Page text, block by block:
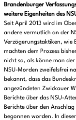
Brandenburger
weitere Eigenheiten des
Seit April 2013 wird im
andere vermutlich an der
Verzögerungstaktiken, wie
machten dem Prozess
nicht so, als könne man
NSU-Morden zweifelsfrei
bekannt, dass das
angezündeten Zwickauer
Berichte über das NSU-
Berichte über den
begonnen worden. In